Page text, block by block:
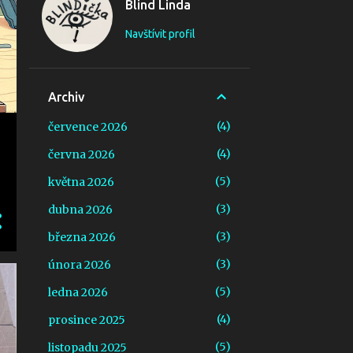
Blind Linda
Navštívit profil
Archiv
července 2026
4
června 2026
4
května 2026
5
dubna 2026
3
března 2026
3
února 2026
3
ledna 2026
5
prosince 2025
4
listopadu 2025
5